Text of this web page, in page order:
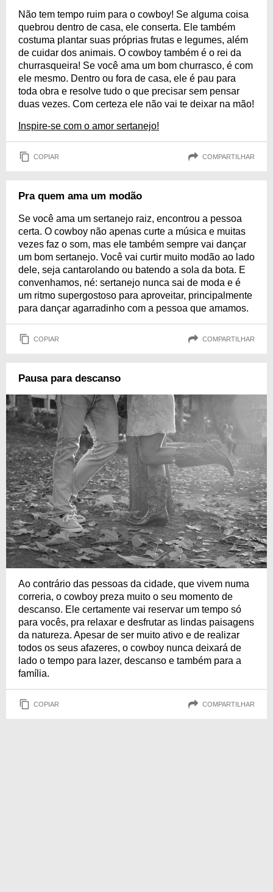
Não tem tempo ruim para o cowboy! Se alguma coisa
quebrou dentro de casa, ele conserta. Ele também
costuma plantar suas próprias frutas e legumes, além
de cuidar dos animais. O cowboy também é o rei da
churrasqueira! Se você ama um bom churrasco, é com
ele mesmo. Dentro ou fora de casa, ele é pau para
toda obra e resolve tudo o que precisar sem pensar
duas vezes. Com certeza ele não vai te deixar na mão!
Inspire-se com o amor sertanejo!
COPIAR COMPARTILHAR
Pra quem ama um modão
Se você ama um sertanejo raiz, encontrou a pessoa
certa. O cowboy não apenas curte a música e muitas
vezes faz o som, mas ele também sempre vai dançar
um bom sertanejo. Você vai curtir muito modão ao lado
dele, seja cantarolando ou batendo a sola da bota. E
convenhamos, né: sertanejo nunca sai de moda e é
um ritmo supergostoso para aproveitar, principalmente
para dançar agarradinho com a pessoa que amamos.
COPIAR COMPARTILHAR
Pausa para descanso
Ao contrário das pessoas da cidade, que vivem numa
correria, o cowboy preza muito o seu momento de
descanso. Ele certamente vai reservar um tempo só
para vocês, pra relaxar e desfrutar as lindas paisagens
da natureza. Apesar de ser muito ativo e de realizar
todos os seus afazeres, o cowboy nunca deixará de
lado o tempo para lazer, descanso e também para a
família.
COPIAR COMPARTILHAR